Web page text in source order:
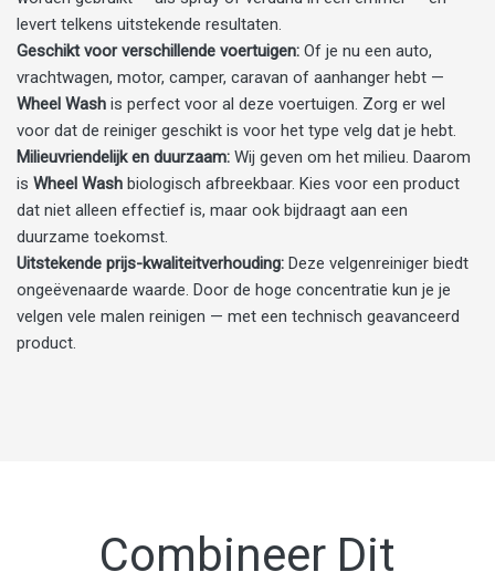
levert telkens uitstekende resultaten.
Geschikt voor verschillende voertuigen: Of je nu een auto,
vrachtwagen, motor, camper, caravan of aanhanger hebt —
Wheel Wash is perfect voor al deze voertuigen. Zorg er wel
voor dat de reiniger geschikt is voor het type velg dat je hebt.
Milieuvriendelijk en duurzaam: Wij geven om het milieu. Daarom
is Wheel Wash biologisch afbreekbaar. Kies voor een product
dat niet alleen effectief is, maar ook bijdraagt aan een
duurzame toekomst.
Uitstekende prijs-kwaliteitverhouding: Deze velgenreiniger biedt
ongeëvenaarde waarde. Door de hoge concentratie kun je je
velgen vele malen reinigen — met een technisch geavanceerd
product.
Combineer Dit